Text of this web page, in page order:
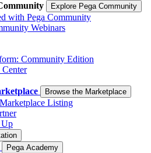
Explore Pega Community
with Pega Community
Webinars
Community Edition
Center
Browse the Marketplace
Listing
Pega Academy